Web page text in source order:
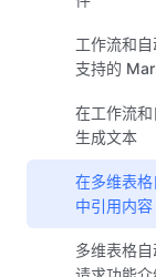
工作流和
支持的
在工作流
生成文本
在多维表
中引用内容
多维表格